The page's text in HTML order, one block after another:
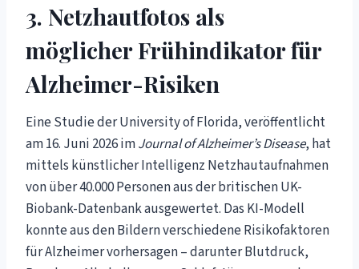
3. Netzhautfotos als
möglicher Frühindikator für
Alzheimer-Risiken
Eine Studie der University of Florida, veröffentlicht
am 16. Juni 2026 imJournal of Alzheimer’s Disease, hat
mittels künstlicher Intelligenz Netzhautaufnahmen
von über 40.000 Personen aus der britischen UK-
Biobank-Datenbank ausgewertet. Das KI-Modell
konnte aus den Bildern verschiedene Risikofaktoren
für Alzheimer vorhersagen – darunter Blutdruck,